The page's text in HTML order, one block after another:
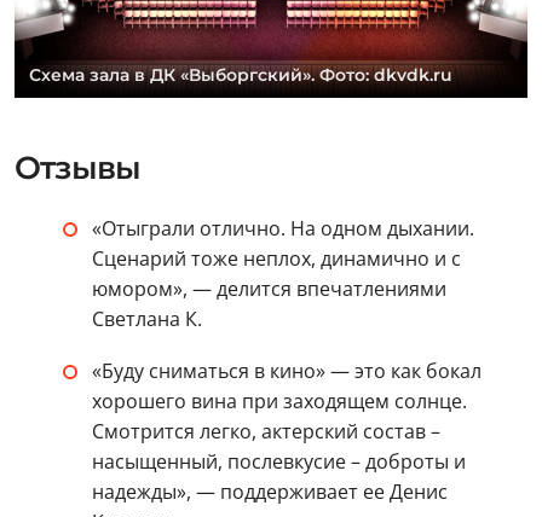
Схема зала в ДК «Выборгский». Фото: dkvdk.ru
Отзывы
«Отыграли отлично. На одном дыхании.
Сценарий тоже неплох, динамично и с
юмором», — делится впечатлениями
Светлана К.
«Буду сниматься в кино» — это как бокал
хорошего вина при заходящем солнце.
Смотрится легко, актерский состав –
насыщенный, послевкусие – доброты и
надежды», — поддерживает ее Денис